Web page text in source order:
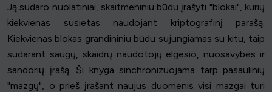
Ją sudaro nuolatiniai, skaitmeniniu būdu įrašyti "blokai", kurių
kiekvienas susietas naudojant kriptografinį parašą.
Kiekvienas blokas grandininiu būdu sujungiamas su kitu, taip
sudarant saugų, skaidrų naudotojų elgesio, nuosavybės ir
sandorių įrašą. Ši knyga sinchronizuojama tarp pasaulinių
"mazgų", o prieš įrašant naujus duomenis visi mazgai turi